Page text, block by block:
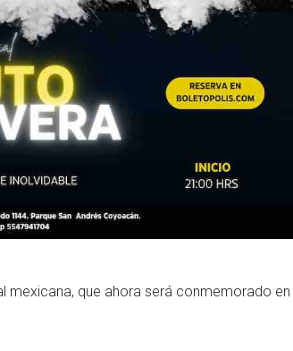
mexicana, que ahora será conmemorado en